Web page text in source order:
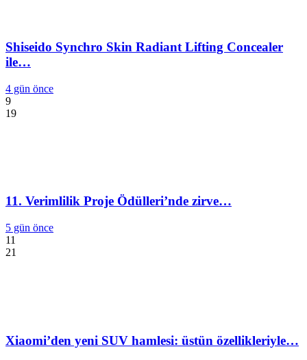
Shiseido Synchro Skin Radiant Lifting Concealer
ile…
4 gün önce
9
19
11. Verimlilik Proje Ödülleri’nde zirve…
5 gün önce
11
21
Xiaomi’den yeni SUV hamlesi: üstün özellikleriyle…